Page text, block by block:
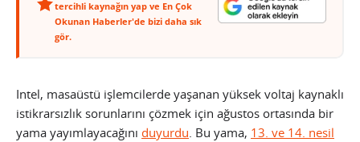
tercihli kaynağın yap ve En Çok
Okunan Haberler'de bizi daha sık
gör.
Intel, masaüstü işlemcilerde yaşanan yüksek voltaj kaynaklı
istikrarsızlık sorunlarını çözmek için ağustos ortasında bir
yama yayımlayacağını duyurdu. Bu yama, 13. ve 14. nesil